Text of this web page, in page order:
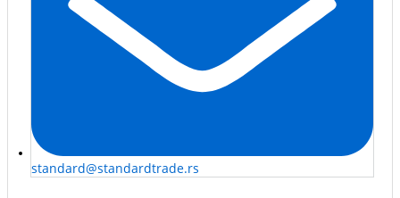
standard@standardtrade.rs